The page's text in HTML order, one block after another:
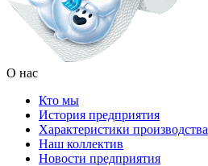
О нас
Кто мы
История предприятия
Характеристики производства
Наш коллектив
Новости предприятия